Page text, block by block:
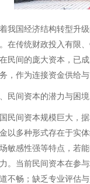
我国经济结构转型升
在传统财政投入有限
民间的庞大资本，已
，作为连接资金供给
民间资本的潜力与困境
民间资本规模巨大，
以多种形式存在于实
敏感性强等特点，若
。当前民间资本在参
不畅；缺乏专业评估